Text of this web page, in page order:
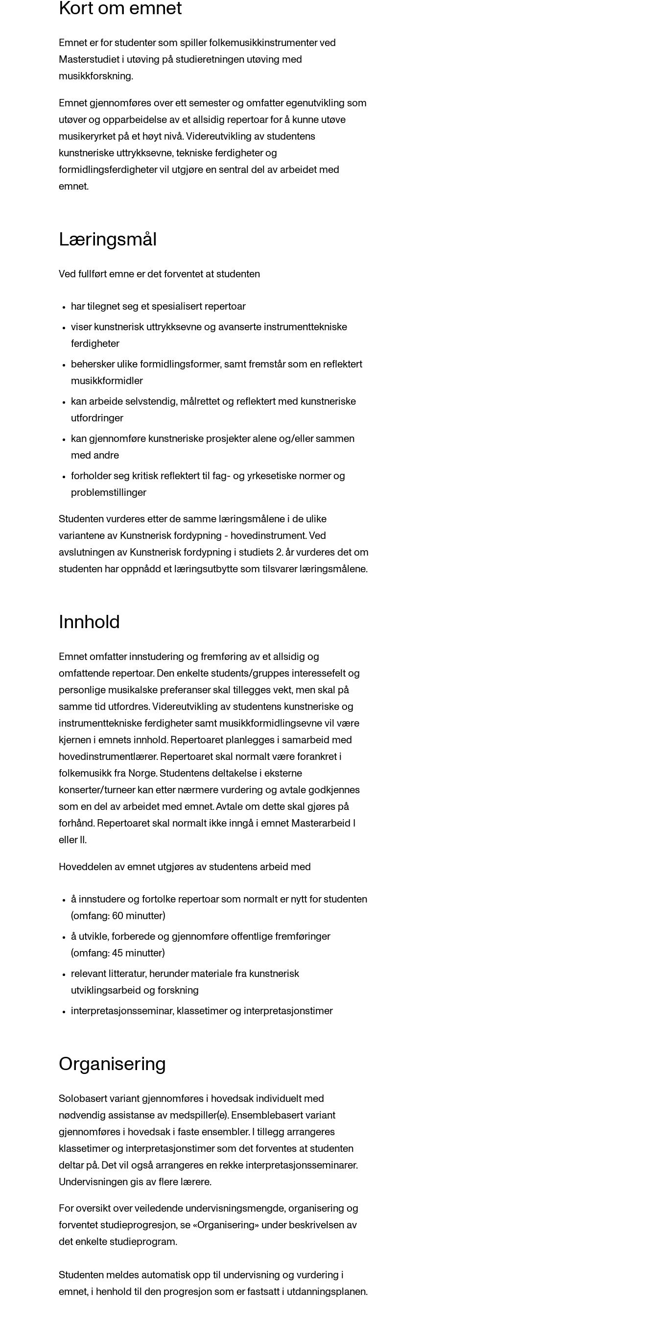
Kort om emnet
Emnet er for studenter som spiller folkemusikkinstrumenter ved
Masterstudiet i utøving på studieretningen utøving med
musikkforskning.
Emnet gjennomføres over ett semester og omfatter egenutvikling som
utøver og opparbeidelse av et allsidig repertoar for å kunne utøve
musikeryrket på et høyt nivå. Videreutvikling av studentens
kunstneriske uttrykksevne, tekniske ferdigheter og
formidlingsferdigheter vil utgjøre en sentral del av arbeidet med
emnet.
Læringsmål
Ved fullført emne er det forventet at studenten
har tilegnet seg et spesialisert repertoar
viser kunstnerisk uttrykksevne og avanserte instrumenttekniske
ferdigheter
behersker ulike formidlingsformer, samt fremstår som en reflektert
musikkformidler
kan arbeide selvstendig, målrettet og reflektert med kunstneriske
utfordringer
kan gjennomføre kunstneriske prosjekter alene og/eller sammen
med andre
forholder seg kritisk reflektert til fag- og yrkesetiske normer og
problemstillinger
Studenten vurderes etter de samme læringsmålene i de ulike
variantene av Kunstnerisk fordypning - hovedinstrument. Ved
avslutningen av Kunstnerisk fordypning i studiets 2. år vurderes det om
studenten har oppnådd et læringsutbytte som tilsvarer læringsmålene.
Innhold
Emnet omfatter innstudering og fremføring av et allsidig og
omfattende repertoar. Den enkelte students/gruppes interessefelt og
personlige musikalske preferanser skal tillegges vekt, men skal på
samme tid utfordres. Videreutvikling av studentens kunstneriske og
instrumenttekniske ferdigheter samt musikkformidlingsevne vil være
kjernen i emnets innhold. Repertoaret planlegges i samarbeid med
hovedinstrumentlærer. Repertoaret skal normalt være forankret i
folkemusikk fra Norge. Studentens deltakelse i eksterne
konserter/turneer kan etter nærmere vurdering og avtale godkjennes
som en del av arbeidet med emnet. Avtale om dette skal gjøres på
forhånd. Repertoaret skal normalt ikke inngå i emnet Masterarbeid I
eller II.
Hoveddelen av emnet utgjøres av studentens arbeid med
å innstudere og fortolke repertoar som normalt er nytt for studenten
(omfang: 60 minutter)
å utvikle, forberede og gjennomføre offentlige fremføringer
(omfang: 45 minutter)
relevant litteratur, herunder materiale fra kunstnerisk
utviklingsarbeid og forskning
interpretasjonsseminar, klassetimer og interpretasjonstimer
Organisering
Solobasert variant gjennomføres i hovedsak individuelt med
nødvendig assistanse av medspiller(e). Ensemblebasert variant
gjennomføres i hovedsak i faste ensembler. I tillegg arrangeres
klassetimer og interpretasjonstimer som det forventes at studenten
deltar på. Det vil også arrangeres en rekke interpretasjonsseminarer.
Undervisningen gis av flere lærere.
For oversikt over veiledende undervisningsmengde, organisering og
forventet studieprogresjon, se «Organisering» under beskrivelsen av
det enkelte studieprogram.
Studenten meldes automatisk opp til undervisning og vurdering i
emnet, i henhold til den progresjon som er fastsatt i utdanningsplanen.